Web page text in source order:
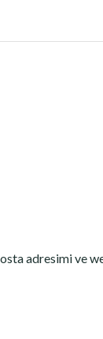
adresimi ve